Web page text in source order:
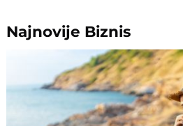
Najnovije Biznis